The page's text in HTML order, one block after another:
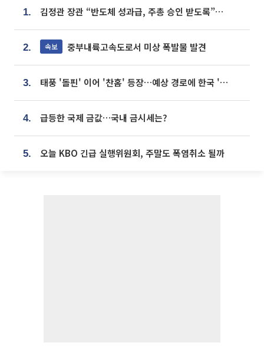
1. 김정관 장관 “반도체 성과급, 주총 승인 받도록”…상법·자본시장법 개정 시사
2. 속보 중부내륙고속도로서 미상 폭발물 발견
3. 태풍 '돌핀' 이어 '찬홈' 등장…예상 경로에 한국 '한숨'
4. 급등한 국제 금값…국내 금시세는?
5. 오늘 KBO 긴급 실행위원회, 주말도 폭염취소 될까